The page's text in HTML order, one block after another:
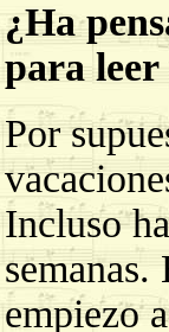
¿Ha
para
Por
Incluso
empiezo